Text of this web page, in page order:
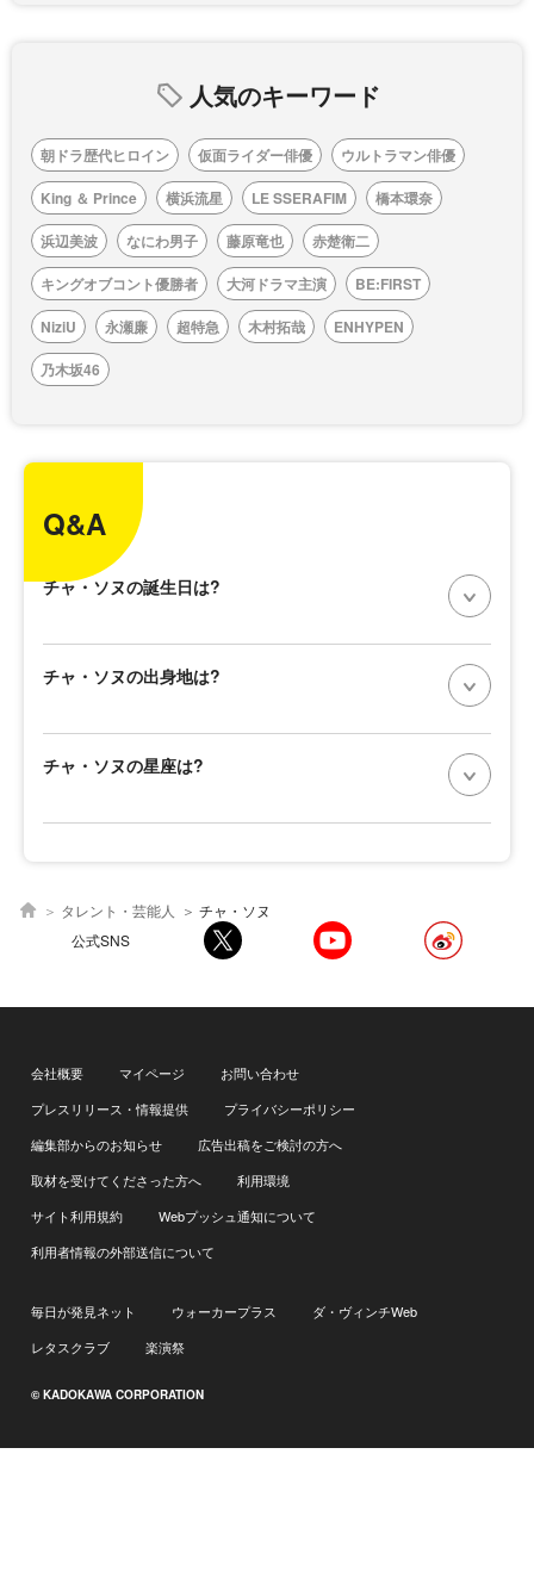
人気のキーワード
朝ドラ歴代ヒロイン 仮面ライダー俳優
ウルトラマン俳優
King ＆ Prince
横浜流星 LE SSERAFIM
橋本環奈
浜辺美波
なにわ男子 藤原竜也
赤楚衛二
キングオブコント優勝者
大河ドラマ主演
BE:FIRST
NiziU
永瀬廉 超特急 木村拓哉
ENHYPEN
乃木坂46
Q&A
チャ・ソヌの誕生日は?
チャ・ソヌの出身地は?
チャ・ソヌの星座は?
タレント・芸能人
チャ・ソヌ
公式SNS
会社概要 マイページ
お問い合わせ
プレスリリース・情報提供
プライバシーポリシー
編集部からのお知らせ
広告出稿をご検討の方へ
取材を受けてくださった方へ
利用環境
サイト利用規約
Webプッシュ通知について
利用者情報の外部送信について
毎日が発見ネット ウォーカープラス
ダ・ヴィンチWeb
レタスクラブ
楽演祭
© KADOKAWA CORPORATION